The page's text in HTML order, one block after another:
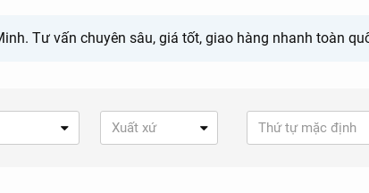
Tư vấn chuyên sâu, giá tốt, giao hàng nhanh toàn
Xuất xứ Thứ tự mặc định